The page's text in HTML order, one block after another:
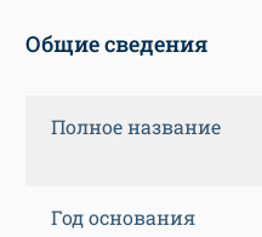
Общие сведения
Полное название
Год основания